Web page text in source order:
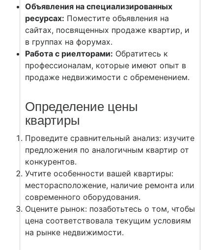
Объявления на специализированных
ресурсах: Поместите объявления на
сайтах, посвященных продаже квартир, и
в группах на форумах.
Работа с риелторами: Обратитесь к
профессионалам, которые имеют опыт в
продаже недвижимости с обременением.
Определение цены
квартиры
Проведите сравнительный анализ: изучите
предложения по аналогичным квартир от
конкурентов.
Учтите особенности вашей квартиры:
месторасположение, наличие ремонта или
современного оборудования.
Оцените рынок: позаботьтесь о том, чтобы
цена соответствовала текущим условиям
на рынке недвижимости.